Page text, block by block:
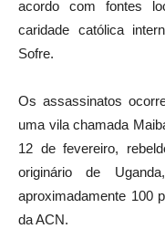
acordo com fontes
caridade católica
Sofre.
Os assassinatos
uma vila chamada
12 de fevereiro,
originário de
aproximadamente 100
da ACN.